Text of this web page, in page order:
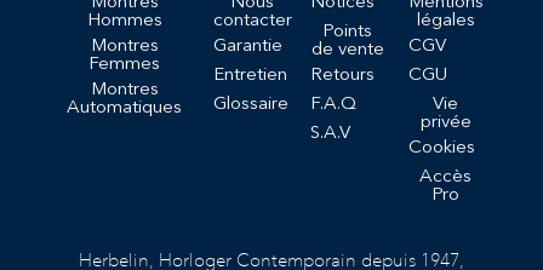
Hommes
Montres
Femmes
Montres
Automatiques
contacter
Garantie
Entretien
Glossaire
Points
de vente
Retours
F.A.Q
S.A.V
légales
CGV
CGU
Vie
privée
Cookies
Accès
Pro
Herbelin, Horloger Contemporain depuis 1947,